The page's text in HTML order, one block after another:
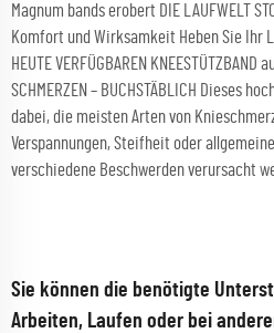
Magnum bands erobert DIE LAUFWELT
Komfort und Wirksamkeit Heben Sie Ihr
HEUTE VERFÜGBAREN
SCHMERZEN – BUCHSTÄBLICH Dieses
dabei, die meisten Arten von
Verspannungen, Steifheit oder
verschiedene Beschwerden verursacht
Sie können die benötigte
Arbeiten, Laufen oder bei